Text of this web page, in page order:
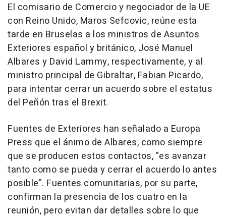
El comisario de Comercio y negociador de la UE
con Reino Unido, Maros Sefcovic, reúne esta
tarde en Bruselas a los ministros de Asuntos
Exteriores español y británico, José Manuel
Albares y David Lammy, respectivamente, y al
ministro principal de Gibraltar, Fabian Picardo,
para intentar cerrar un acuerdo sobre el estatus
del Peñón tras el Brexit.
Fuentes de Exteriores han señalado a Europa
Press que el ánimo de Albares, como siempre
que se producen estos contactos, "es avanzar
tanto como se pueda y cerrar el acuerdo lo antes
posible". Fuentes comunitarias, por su parte,
confirman la presencia de los cuatro en la
reunión, pero evitan dar detalles sobre lo que